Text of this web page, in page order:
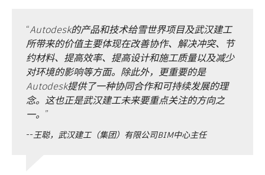
“Autodesk的产品和技术给雪世界项目及武汉建工
所带来的价值主要体现在改善协作、解决冲突、节
约材料、提高效率、提高设计和施工质量以及减少
对环境的影响等方面。除此外，更重要的是
Autodesk提供了一种协同合作和可持续发展的理
念。这也正是武汉建工未来要重点关注的方向之
一。 ”
--王聪，武汉建工（集团）有限公司BIM中心主任